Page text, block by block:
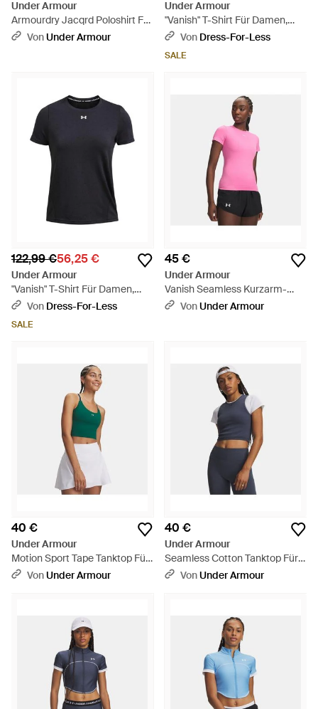
Under Armour
Armourdry Jacqrd Poloshirt Für
Damen Anthracite Castlerock -
VonUnder Armour
Under Armour
"Vanish" T-Shirt Für Damen,
Nahtlos /Weiß) - Blau
Von Dress-For-Less
SALE
122,99 €56,25 €
Under Armour
"Vanish" T-Shirt Für Damen,
Nahtlos /Weiß) - Schwarz
Von Dress-For-Less
SALE
45 €
Under Armour
Vanish Seamless Kurzarm-
Oberteil Für Damen Frenzy
VonUnder Armour
40 €
Under Armour
Motion Sport Tape Tanktop Für
Damen Campus Ivy Schwarz
VonUnder Armour
40 €
Under Armour
Seamless Cotton Tanktop Für
Damen Downpour Academy -
VonUnder Armour